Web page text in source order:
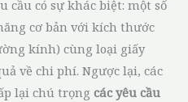
cầu có sự khác biệt: một số
cơ bản với kích thước
kính) cùng loại giấy
về chi phí. Ngược lại, các
lại chú trọngcác yêu cầu